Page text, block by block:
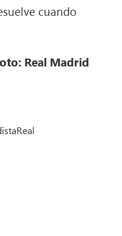
cuando
Real Madrid